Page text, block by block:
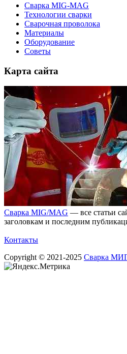
Сварка MIG-MAG
Технологии сварки
Сварочная проволока
Материалы
Оборудование
Советы
Карта сайта
Сварка MIG/MAG — все статьи
заголовкам и последним
Контакты
Copyright © 2021-2025 Сварка